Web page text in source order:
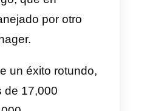
la efectividad de la
para llegar a los
y relevantes.